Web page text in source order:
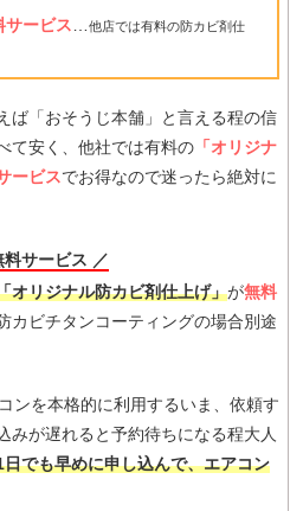
サービス
他店では有料の防カビ剤仕
ば「おそうじ本舗」と言える程の信
て安く、他社では有料の 「オリジナ
ービスでお得なので迷ったら絶対に
料サービス ／
オリジナル防カビ剤仕上げ」が無料
カビチタンコーティングの場合別途
ンを本格的に利用するいま、依頼す
みが遅れると予約待ちになる程大人
でも早めに申し込んで、エアコン